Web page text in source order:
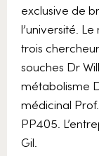
exclusive de
l’université.
trois
souches Dr
métabolisme
médicinal
PP405.
Gil.